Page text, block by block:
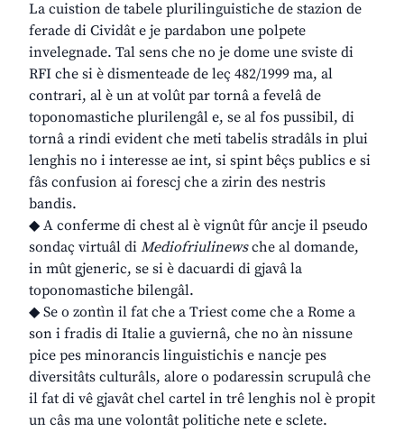
La cuistion de tabele plurilinguistiche de stazion de
ferade di Cividât e je pardabon une polpete
invelegnade. Tal sens che no je dome une sviste di
RFI che si è dismenteade de leç 482/1999 ma, al
contrari, al è un at volût par tornâ a fevelâ de
toponomastiche plurilengâl e, se al fos pussibil, di
tornâ a rindi evident che meti tabelis stradâls in plui
lenghis no i interesse ae int, si spint bêçs publics e si
fâs confusion ai forescj che a zirin des nestris
bandis.
◆ A conferme di chest al è vignût fûr ancje il pseudo
sondaç virtuâl di Mediofriulinewsche al domande,
in mût gjeneric, se si è dacuardi di gjavâ la
toponomastiche bilengâl.
◆ Se o zontìn il fat che a Triest come che a Rome a
son i fradis di Italie a guviernâ, che no àn nissune
pice pes minorancis linguistichis e nancje pes
diversitâts culturâls, alore o podaressin scrupulâ che
il fat di vê gjavât chel cartel in trê lenghis nol è propit
un câs ma une volontât politiche nete e sclete.